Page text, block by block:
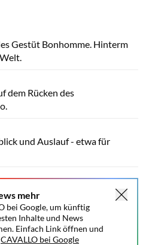
Gestüt Bonhomme. Hinterm
dem Rücken des
und Auslauf - etwa für
mehr
bei Google, um künftig
Inhalte und News
Einfach Link öffnen und
CAVALLO bei Google